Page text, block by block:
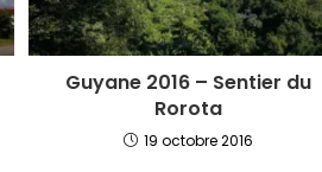
Guyane 2016 – Sentier du
Rorota
19 octobre 2016